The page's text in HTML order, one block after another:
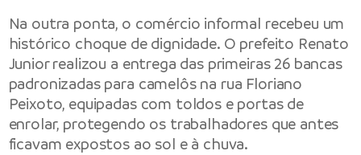
Na outra ponta, o comércio informal recebeu um
histórico choque de dignidade. O prefeito Renato
Junior realizou a entrega das primeiras 26 bancas
padronizadas para camelôs na rua Floriano
Peixoto, equipadas com toldos e portas de
enrolar, protegendo os trabalhadores que antes
ficavam expostos ao sol e à chuva.